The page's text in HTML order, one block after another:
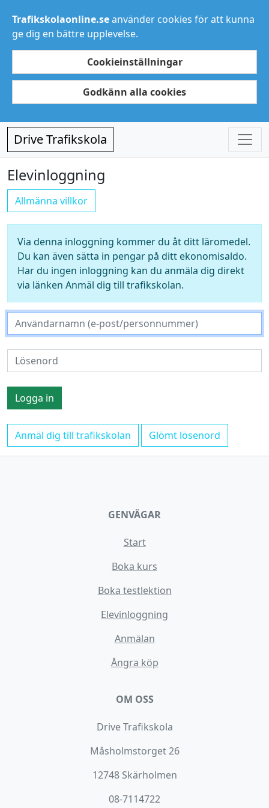
Trafikskolaonline.seanvänder cookies för att kunna
ge dig en bättre upplevelse.
Cookieinställningar
Godkänn alla cookies
Drive Trafikskola
Elevinloggning
Allmänna villkor
Via denna inloggning kommer du åt ditt läromedel.
Du kan även sätta in pengar på ditt ekonomisaldo.
Har du ingen inloggning kan du anmäla dig direkt
via länken Anmäl dig till trafikskolan.
Anmäl dig till trafikskolan Glömt lösenord
GENVÄGAR
Start
Boka kurs
Boka testlektion
Elevinloggning
Anmälan
Ångra köp
OM OSS
Drive Trafikskola
Måsholmstorget 26
12748 Skärholmen
08-7114722